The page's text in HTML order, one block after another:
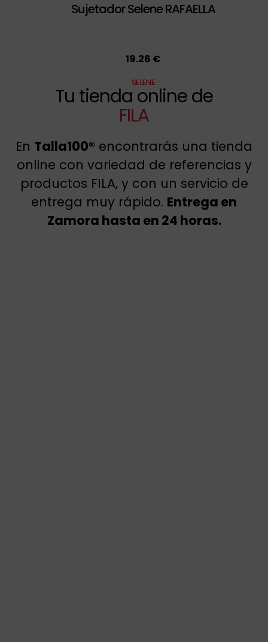
Sujetador Selene RAFAELLA
19.26 €
SELENE
Tu tienda online de
FILA
En Talla100® encontrarás una tienda
online con variedad de referencias y
productos FILA, y con un servicio de
entrega muy rápido. Entrega en
Zamora hasta en 24 horas.